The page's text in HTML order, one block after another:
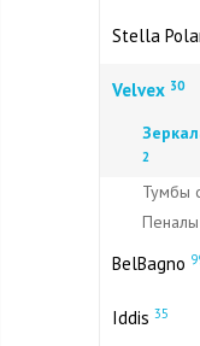
Stella
Velvex 30
2
Тумбы
Пеналы
BelBagno
Iddis 35